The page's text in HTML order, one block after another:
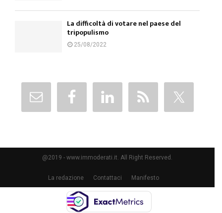
La difficoltà di votare nel paese del
tripopulismo
25/08/2022
@2019 - www.immoderati.it. All Right Reserved.
La redazione Contattaci Manifesto